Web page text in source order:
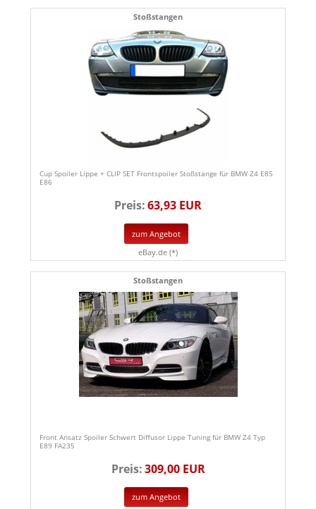
Stoßstangen
Cup Spoiler Lippe + CLIP SET Frontspoiler Stoßstange für BMW Z4 E85
E86
Preis:63,93 EUR
zum Angebot
eBay.de (*)
Stoßstangen
Front Ansatz Spoiler Schwert Diffusor Lippe Tuning für BMW Z4 Typ
E89 FA235
Preis:309,00 EUR
zum Angebot